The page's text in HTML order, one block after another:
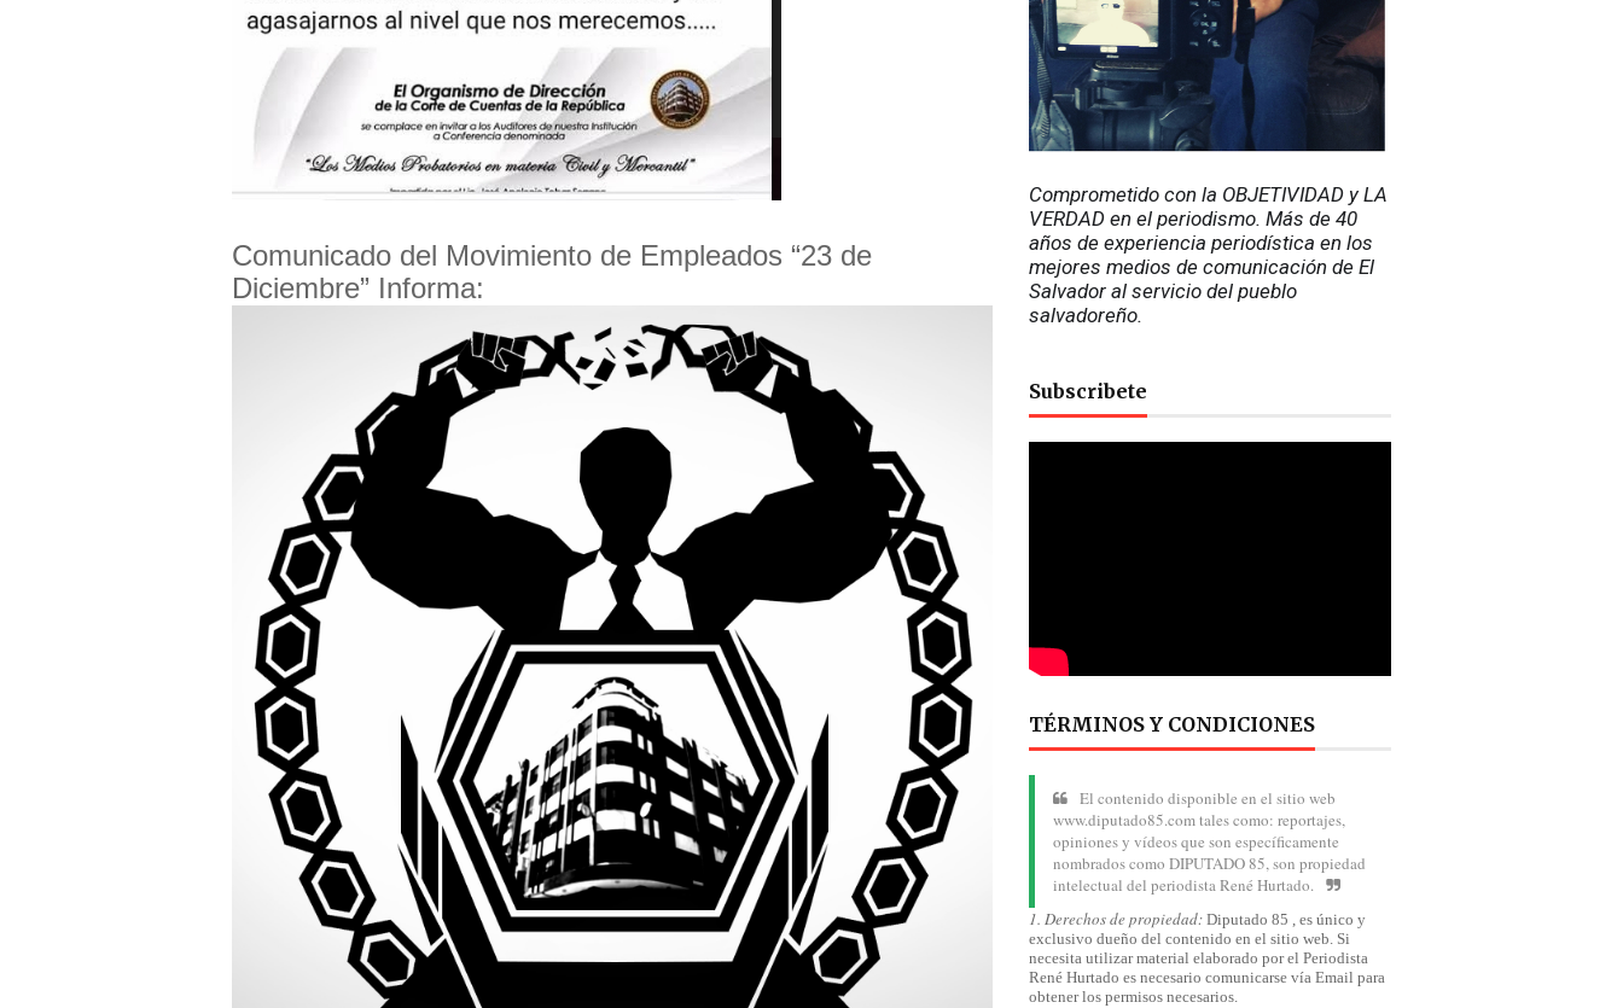
Comunicado del Movimiento de Empleados “23 de
Diciembre” Informa:
Comprometido con la OBJETIVIDAD y LA
VERDAD en el periodismo. Más de 40
años de experiencia periodística en los
mejores medios de comunicación de El
Salvador al servicio del pueblo
salvadoreño.
Subscribete
TÉRMINOS Y CONDICIONES
El contenido disponible en el sitio web
www.diputado85.com tales como: reportajes,
opiniones y vídeos que son específicamente
nombrados como DIPUTADO 85, son propiedad
intelectual del periodista René Hurtado.
1. Derechos de propiedad: Diputado 85 , es único y
exclusivo dueño del contenido en el sitio web. Si
necesita utilizar material elaborado por el Periodista
René Hurtado es necesario comunicarse vía Email para
obtener los permisos necesarios.